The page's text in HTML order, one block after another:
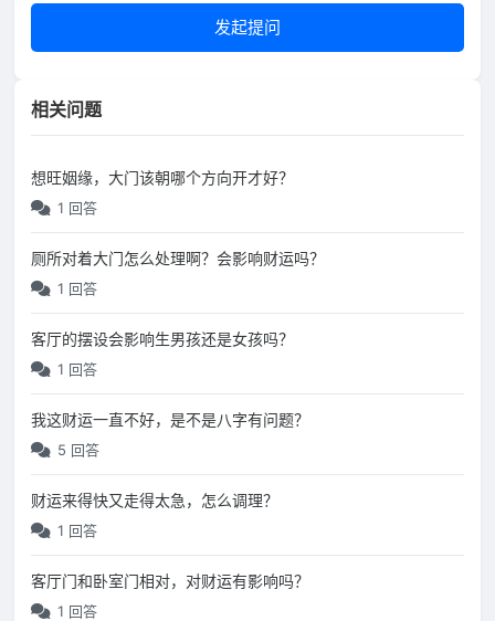
发起提问
相关问题
想旺姻缘，大门该朝哪个方向开才好？
1 回答
厕所对着大门怎么处理啊？会影响财运吗？
1 回答
客厅的摆设会影响生男孩还是女孩吗？
1 回答
我这财运一直不好，是不是八字有问题？
5 回答
财运来得快又走得太急，怎么调理？
1 回答
客厅门和卧室门相对，对财运有影响吗？
1 回答